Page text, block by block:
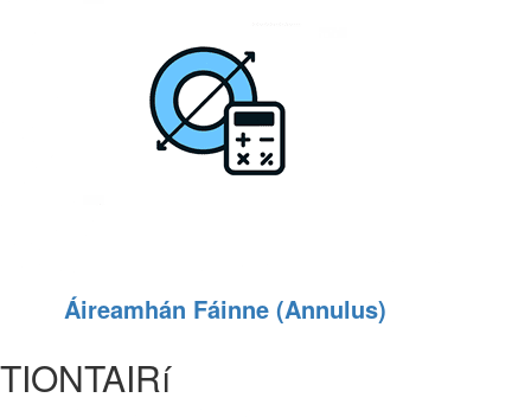
Áireamhán Fáinne (Annulus)
TIONTAIRí